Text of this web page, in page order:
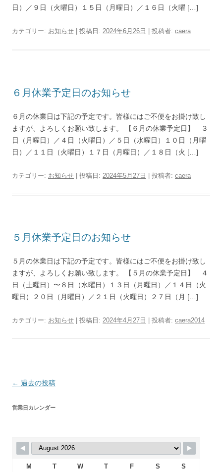
日）／９日（火曜日）１５日（月曜日）／１６日（火曜 […]
カテゴリー: お知らせ | 投稿日: 2024年6月26日 投稿者: caera
６月休業予定日のお知らせ
６月の休業日は下記の予定です。皆様にはご不便をお掛け致し
ますが、よろしくお願い致します。 【６月の休業予定日】 ３
日（月曜日）／４日（火曜日）／５日（水曜日）１０日（月曜
日）／１１日（火曜日）１７日（月曜日）／１８日（火 […]
カテゴリー: お知らせ | 投稿日: 2024年5月27日 投稿者: caera
５月休業予定日のお知らせ
５月の休業日は下記の予定です。皆様にはご不便をお掛け致し
ますが、よろしくお願い致します。 【５月の休業予定日】 ４
日（土曜日）〜８日（水曜日）１３日（月曜日）／１４日（火
曜日）２０日（月曜日）／２１日（火曜日）２７日（月 […]
カテゴリー: お知らせ | 投稿日: 2024年4月27日 投稿者: caera2014
投
ナ
← 過去の投稿
営業日カレンダー
M T W T F S S